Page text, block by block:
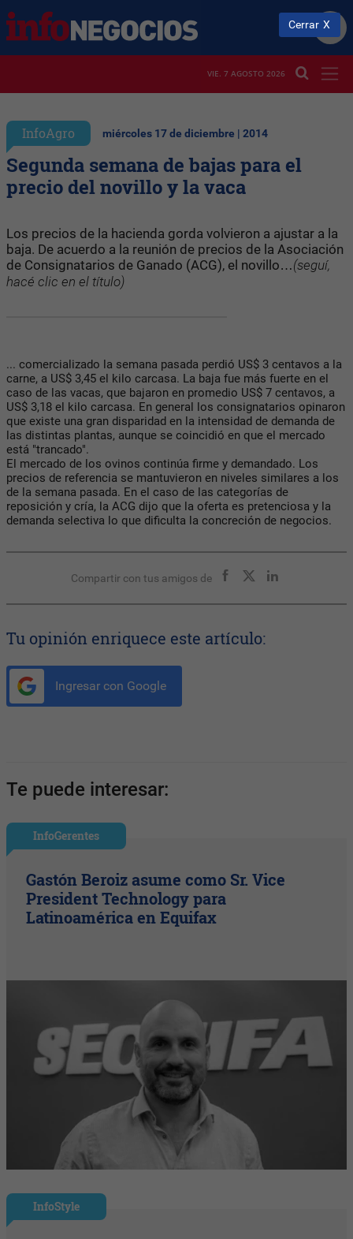
VIE. 7 AGOSTO 2026
InfoAgro miércoles 17 de diciembre | 2014
Segunda semana de bajas para el
precio del novillo y la vaca
Los precios de la hacienda gorda volvieron a ajustar a la
baja. De acuerdo a la reunión de precios de la Asociación
de Consignatarios de Ganado (ACG), el novillo…(seguí,
hacé clic en el título)
... comercializado la semana pasada perdió US$ 3 centavos a la
carne, a US$ 3,45 el kilo carcasa. La baja fue más fuerte en el
caso de las vacas, que bajaron en promedio US$ 7 centavos, a
US$ 3,18 el kilo carcasa. En general los consignatarios opinaron
que existe una gran disparidad en la intensidad de demanda de
las distintas plantas, aunque se coincidió en que el mercado
está "trancado".
El mercado de los ovinos continúa firme y demandado. Los
precios de referencia se mantuvieron en niveles similares a los
de la semana pasada. En el caso de las categorías de
reposición y cría, la ACG dijo que la oferta es pretenciosa y la
demanda selectiva lo que dificulta la concreción de negocios.
Compartir con tus amigos de
Tu opinión enriquece este artículo:
Ingresar con Google
Te puede interesar:
InfoGerentes
Gastón Beroiz asume como Sr. Vice
President Technology para
Latinoamérica en Equifax
InfoStyle
Cerrar